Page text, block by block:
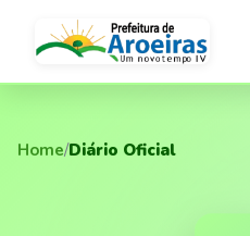
Home/Diário Oficial